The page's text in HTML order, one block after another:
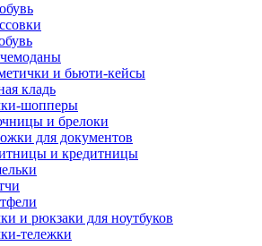
и бьюти-кейсы
кладь
шопперы
и брелоки
для документов
и кредитницы
и рюкзаки для ноутбуков
тележки